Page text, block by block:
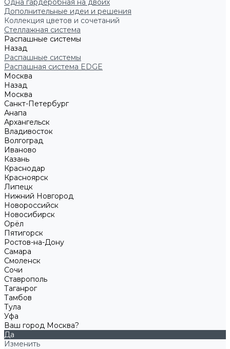
Одна гардеробная на двоих
Дополнительные идеи и решения
Коллекция цветов и сочетаний
Стеллажная система
Распашные системы
Назад
Распашные системы
Распашная система EDGE
Москва
Назад
Москва
Санкт-Петербург
Анапа
Архангельск
Владивосток
Волгоград
Иваново
Казань
Краснодар
Красноярск
Липецк
Нижний Новгород
Новороссийск
Новосибирск
Орёл
Пятигорск
Ростов-на-Дону
Самара
Смоленск
Сочи
Ставрополь
Таганрог
Тамбов
Тула
Уфа
Ваш город Москва?
Да
Изменить